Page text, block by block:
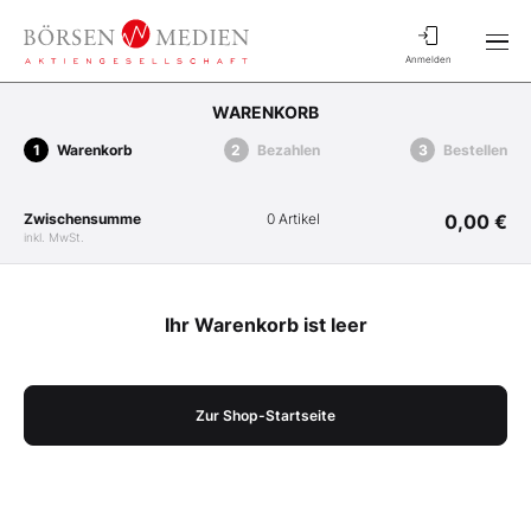
Anmelden
WARENKORB
Warenkorb Bezahlen Bestellen
Zwischensumme
inkl. MwSt.
0 Artikel 0,00 €
Ihr Warenkorb ist leer
Zur Shop-Startseite